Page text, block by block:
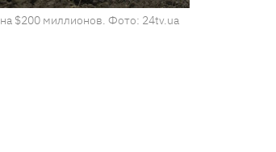
$200 миллионов. Фото: 24tv.ua